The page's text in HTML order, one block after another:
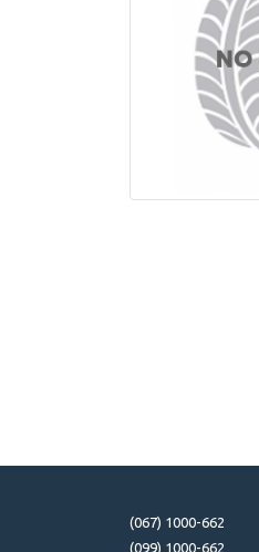
(067) 1000-662
(099) 1000-662